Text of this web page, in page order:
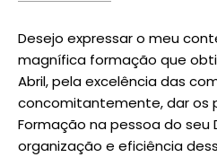
Desejo expressar o meu
magnífica formação que
Abril, pela excelência das
concomitantemente, dar os
Formação na pessoa do seu
organização e eficiência